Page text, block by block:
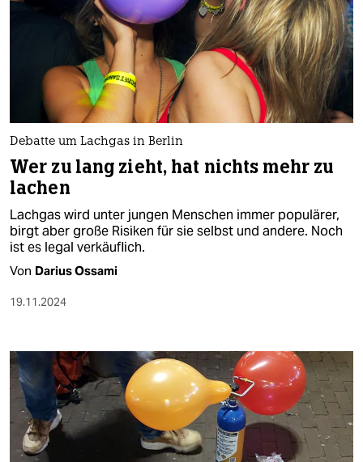
Debatte um Lachgas in Berlin
Wer zu lang zieht, hat nichts mehr zu
lachen
Lachgas wird unter jungen Menschen immer populärer,
birgt aber große Risiken für sie selbst und andere. Noch
ist es legal verkäuflich.
Von Darius Ossami
19.11.2024